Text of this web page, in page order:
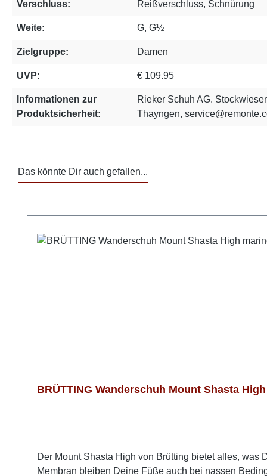
Verschluss: Reißverschluss, Schnürung
Weite: G, G½
Zielgruppe: Damen
UVP: € 109.95
Informationen zur
Produktsicherheit:
Rieker Schuh AG.
Thayngen,
Das könnte Dir auch gefallen...
BRÜTTING Wanderschuh Mount Shasta
Der Mount Shasta High von Brütting bietet alles, was
Membran bleiben Deine Füße auch bei nassen